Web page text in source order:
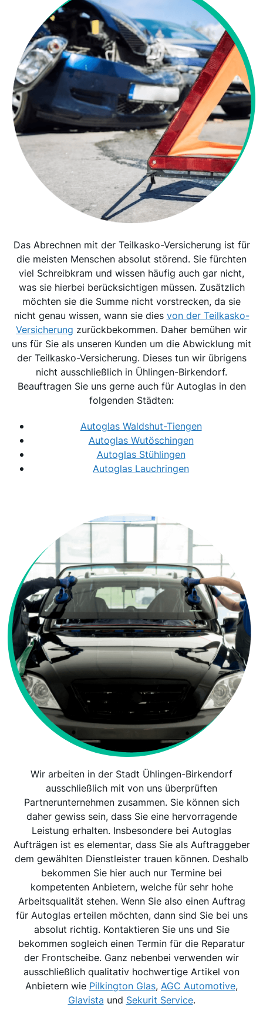
Das Abrechnen mit der Teilkasko-Versicherung ist für
die meisten Menschen absolut störend. Sie fürchten
viel Schreibkram und wissen häufig auch gar nicht,
was sie hierbei berücksichtigen müssen. Zusätzlich
möchten sie die Summe nicht vorstrecken, da sie
nicht genau wissen, wann sie dies von der Teilkasko-
Versicherung zurückbekommen. Daher bemühen wir
uns für Sie als unseren Kunden um die Abwicklung mit
der Teilkasko-Versicherung. Dieses tun wir übrigens
nicht ausschließlich in Ühlingen-Birkendorf.
Beauftragen Sie uns gerne auch für Autoglas in den
folgenden Städten:
Autoglas Waldshut-Tiengen
Autoglas Wutöschingen
Autoglas Stühlingen
Autoglas Lauchringen
Wir arbeiten in der Stadt Ühlingen-Birkendorf
ausschließlich mit von uns überprüften
Partnerunternehmen zusammen. Sie können sich
daher gewiss sein, dass Sie eine hervorragende
Leistung erhalten. Insbesondere bei Autoglas
Aufträgen ist es elementar, dass Sie als Auftraggeber
dem gewählten Dienstleister trauen können. Deshalb
bekommen Sie hier auch nur Termine bei
kompetenten Anbietern, welche für sehr hohe
Arbeitsqualität stehen. Wenn Sie also einen Auftrag
für Autoglas erteilen möchten, dann sind Sie bei uns
absolut richtig. Kontaktieren Sie uns und Sie
bekommen sogleich einen Termin für die Reparatur
der Frontscheibe. Ganz nebenbei verwenden wir
ausschließlich qualitativ hochwertige Artikel von
Anbietern wie Pilkington Glas, AGC Automotive,
Glavista und Sekurit Service.